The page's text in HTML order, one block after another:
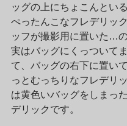
ッグの上にちょこんとい
ぺったんこなフレデリッ
ッフが撮影用に置いた…の
実はバッグにくっついて
て、バッグの右下に置い
っとむっちりなフレデリ
は黄色いバッグをしまっ
デリックです。